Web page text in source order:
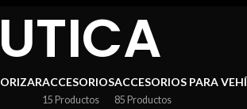
ACCESORIOS
15 Productos
ACCESORIOS PARA
85 Productos